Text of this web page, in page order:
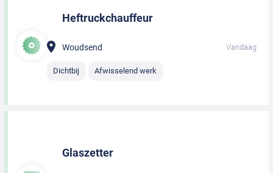
Heftruckchauffeur
Woudsend Vandaag
Dichtbij Afwisselend werk
Glaszetter